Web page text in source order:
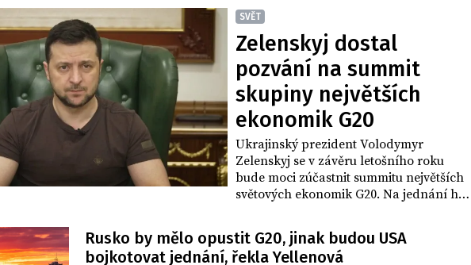
Putinovu osobní účast či zda vystoupí prostřednictvím
videospojení.
SVĚT
Zelenskyj dostal
pozvání na summit
skupiny největších
ekonomik G20
Ukrajinský prezident Volodymyr
Zelenskyj se v závěru letošního roku
bude moci zúčastnit summitu největších
světových ekonomik G20. Na jednání ho
Widodo, který aktuálně G20 předsedá.
"Vážím si pozvání na summit G20,"
napsal Zelenskyj na twitteru. Upřesnil, že
Rusko by mělo opustit G20, jinak budou USA
bojkotovat jednání, řekla Yellenová